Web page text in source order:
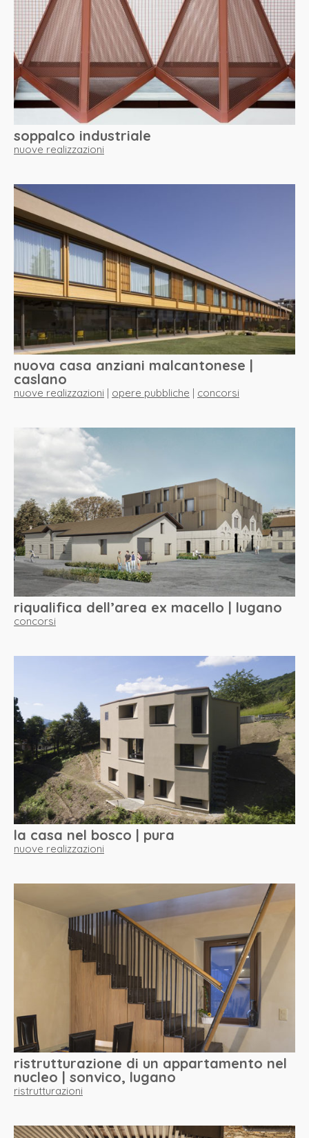
chi siamo
progetti
contatto
soppalco industriale
nuove realizzazioni
nuova casa anziani malcantonese |
caslano
nuove realizzazioni | opere pubbliche | concorsi
riqualifica dell’area ex macello | lugano
concorsi
la casa nel bosco | pura
nuove realizzazioni
ristrutturazione di un appartamento nel
nucleo | sonvico, lugano
ristrutturazioni